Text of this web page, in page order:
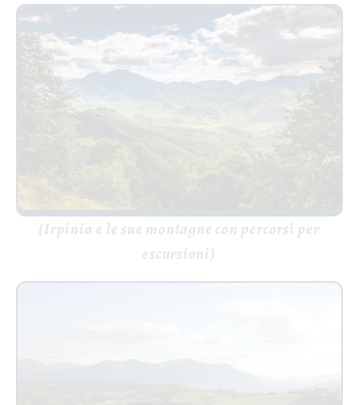
(Irpinia e le sue montagne con percorsi per
escursioni)